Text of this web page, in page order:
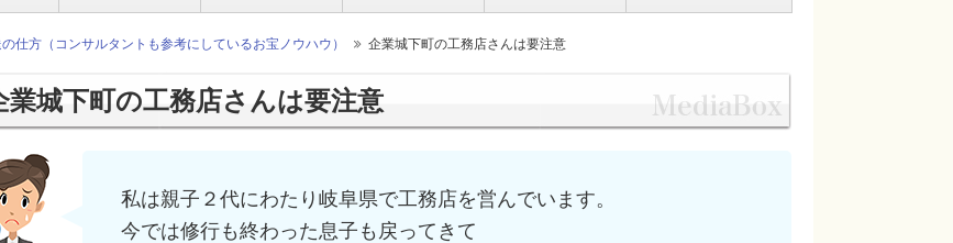
仕方（コンサルタントも参考にしているお宝ノウハウ） 企業城下町の工務店さんは要注意
業城下町の工務店さんは要注意
私は親子２代にわたり岐阜県で工務店を営んでいます。
今では修行も終わった息子も戻ってきて